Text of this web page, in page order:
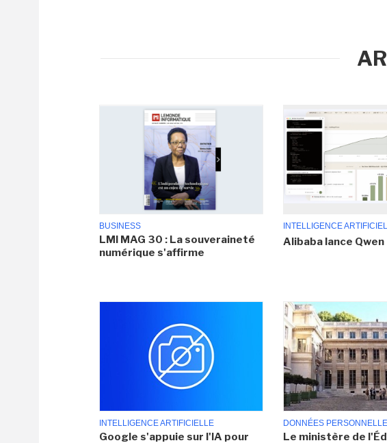
BUSINESS
LMI MAG 30 : La souveraineté
numérique s'affirme
INTELLIGENCE
Alibaba lance
INTELLIGENCE ARTIFICIELLE
Google s'appuie sur l'IA pour
DONNÉES
Le ministère de